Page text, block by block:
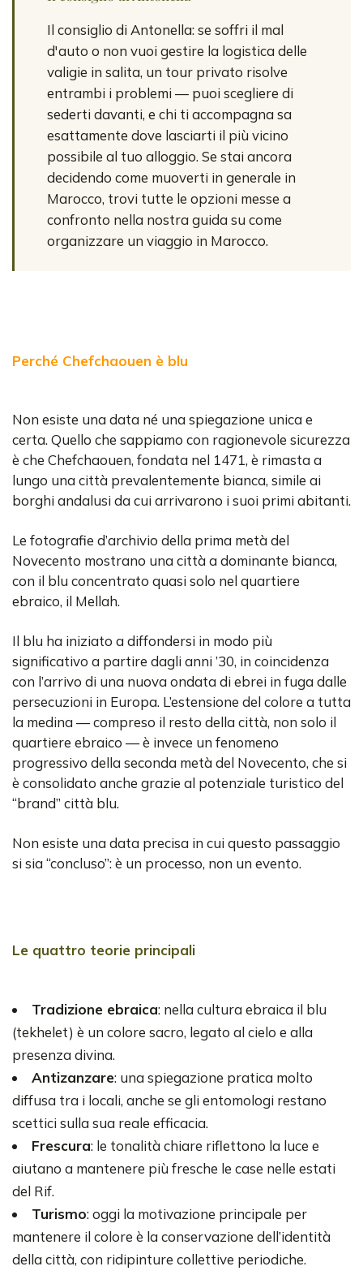
Il consiglio di Antonella: se soffri il mal
d'auto o non vuoi gestire la logistica delle
valigie in salita, un tour privato risolve
entrambi i problemi — puoi scegliere di
sederti davanti, e chi ti accompagna sa
esattamente dove lasciarti il più vicino
possibile al tuo alloggio. Se stai ancora
decidendo come muoverti in generale in
Marocco, trovi tutte le opzioni messe a
confronto nella nostra guida su come
organizzare un viaggio in Marocco.
Perché Chefchaouen è blu
Non esiste una data né una spiegazione unica e
certa. Quello che sappiamo con ragionevole sicurezza
è che Chefchaouen, fondata nel 1471, è rimasta a
lungo una città prevalentemente bianca, simile ai
borghi andalusi da cui arrivarono i suoi primi abitanti.
Le fotografie d’archivio della prima metà del
Novecento mostrano una città a dominante bianca,
con il blu concentrato quasi solo nel quartiere
ebraico, il Mellah.
Il blu ha iniziato a diffondersi in modo più
significativo a partire dagli anni ’30, in coincidenza
con l’arrivo di una nuova ondata di ebrei in fuga dalle
persecuzioni in Europa. L’estensione del colore a tutta
la medina — compreso il resto della città, non solo il
quartiere ebraico — è invece un fenomeno
progressivo della seconda metà del Novecento, che si
è consolidato anche grazie al potenziale turistico del
“brand” città blu.
Non esiste una data precisa in cui questo passaggio
si sia “concluso”: è un processo, non un evento.
Le quattro teorie principali
Tradizione ebraica: nella cultura ebraica il blu
(tekhelet) è un colore sacro, legato al cielo e alla
presenza divina.
Antizanzare: una spiegazione pratica molto
diffusa tra i locali, anche se gli entomologi restano
scettici sulla sua reale efficacia.
Frescura: le tonalità chiare riflettono la luce e
aiutano a mantenere più fresche le case nelle estati
del Rif.
Turismo: oggi la motivazione principale per
mantenere il colore è la conservazione dell’identità
della città, con ridipinture collettive periodiche.